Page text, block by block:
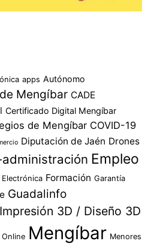
apps Autónomo
Mengíbar CADE
Certificado Digital Mengíbar
de Mengíbar COVID-19
Diputación de Jaén Drones
Empleo
Electrónica Formación Garantía
Guadalinfo
Impresión 3D / Diseño 3D
Mengíbar Menores